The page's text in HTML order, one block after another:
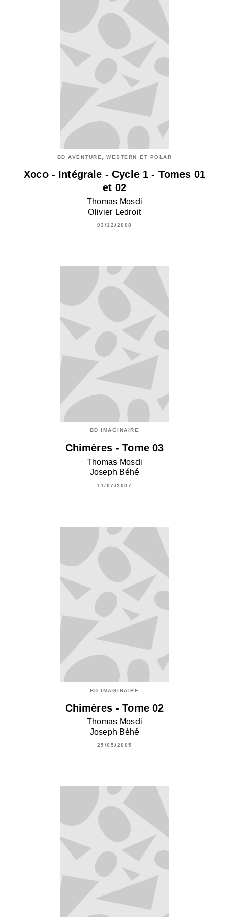
BD AVENTURE, WESTERN ET POLAR
Xoco - Intégrale - Cycle 1 - Tomes 01
et 02
Thomas Mosdi
Olivier Ledroit
03/12/2008
BD IMAGINAIRE
Chimères - Tome 03
Thomas Mosdi
Joseph Béhé
11/07/2007
BD IMAGINAIRE
Chimères - Tome 02
Thomas Mosdi
Joseph Béhé
25/05/2005